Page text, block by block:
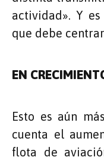
actividad». Y
que debe
EN
Esto es aún
cuenta el
flota de